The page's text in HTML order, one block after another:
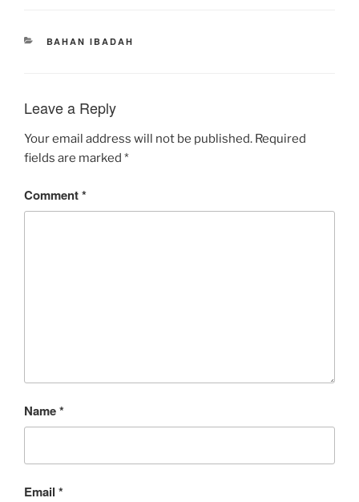
CATEGORIES
BAHAN IBADAH
Leave a Reply
Your email address will not be published. Required
fields are marked *
Comment*
Name*
Email *